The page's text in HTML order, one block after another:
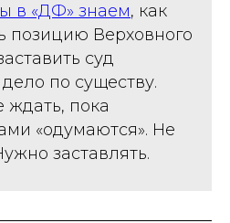
в «ДФ» знаем, как
позицию Верховного
суд
по существу.
ждать, пока
«одумаются». Не
заставлять.